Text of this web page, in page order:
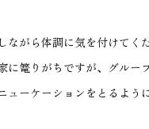
ながら体調に気を付けてく
に篭りがちですが、グルー
ューケーションをとるよう